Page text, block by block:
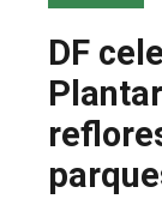
FALE CONOSCO
DF